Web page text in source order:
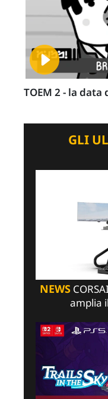
TOEM 2 - la data
GLI
NEWS
amplia